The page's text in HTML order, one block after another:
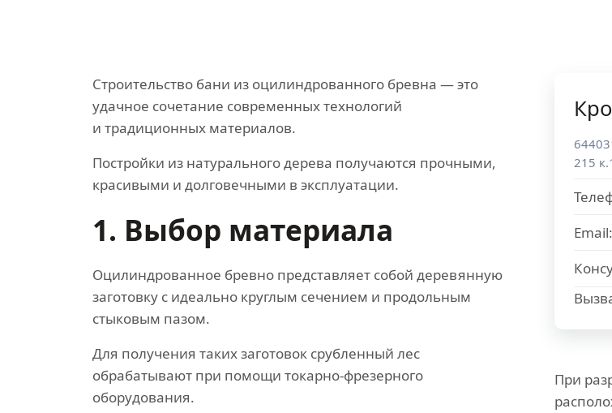
Строительство бани из оцилиндрованного бревна — это
удачное сочетание современных технологий
и традиционных материалов.
Постройки из натурального дерева получаются прочными,
красивыми и долговечными в эксплуатации.
1. Выбор материала
Оцилиндрованное бревно представляет собой деревянную
заготовку с идеально круглым сечением и продольным
стыковым пазом.
Для получения таких заготовок срубленный лес
обрабатывают при помощи токарно-фрезерного
оборудования.
215
Email:
При